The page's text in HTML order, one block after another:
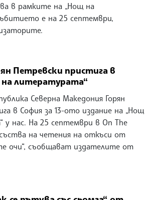
в рамките на „Нощ на
е на 25 септември,
Петревски пристига в
литературата“
Северна Македония Горян
в София за 13-ото издание на „Нощ
у нас. На 25 септември в On The
на четения на откъси от
очи“, съобщават издателите от